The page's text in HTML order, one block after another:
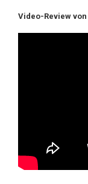
Video-Review von